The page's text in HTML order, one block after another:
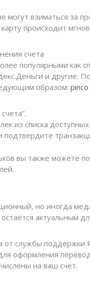
могут взиматься за
происходит
счета
популярными как
и другие.
образом:pinco
из списка доступных.
подтвердите
вы также можете
но иногда
актуальным
от службы поддержки
оформления
на ваш счет.